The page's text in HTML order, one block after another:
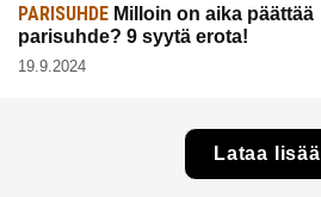
PARISUHDE Milloin on aika päättää
parisuhde? 9 syytä erota!
19.9.2024
Lataa lisää